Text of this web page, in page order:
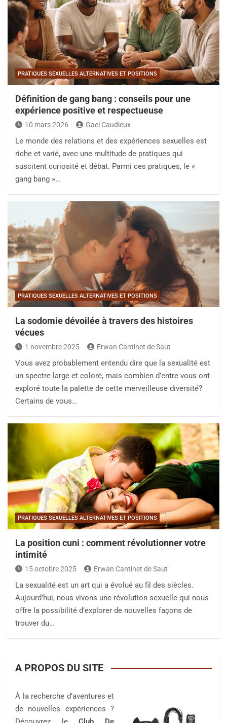
PRATIQUES SEXUELLES ALTERNATIVES ET POSITIONS
Définition de gang bang : conseils pour une
expérience positive et respectueuse
10 mars 2026 Gael Caudieux
Le monde des relations et des expériences sexuelles est
riche et varié, avec une multitude de pratiques qui
suscitent curiosité et débat. Parmi ces pratiques, le «
gang bang »…
PRATIQUES SEXUELLES ALTERNATIVES ET POSITIONS
La sodomie dévoilée à travers des histoires
vécues
1 novembre 2025 Erwan Cantinet de Saut
Vous avez probablement entendu dire que la sexualité est
un spectre large et coloré, mais combien d’entre vous ont
exploré toute la palette de cette merveilleuse diversité?
Certains de vous…
PRATIQUES SEXUELLES ALTERNATIVES ET POSITIONS
La position cuni : comment révolutionner votre
intimité
15 octobre 2025 Erwan Cantinet de Saut
La sexualité est un art qui a évolué au fil des siècles.
Aujourd’hui, nous vivons une révolution sexuelle qui nous
offre la possibilité d’explorer de nouvelles façons de
trouver du…
A PROPOS DU SITE
À la recherche d’aventures et
de nouvelles expériences ?